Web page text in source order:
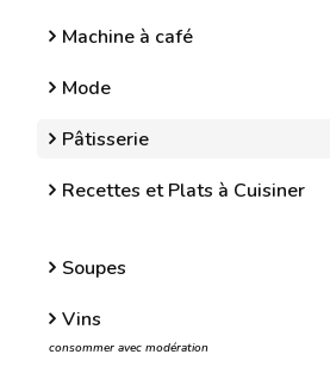
Machine à café
Mode
Pâtisserie
Recettes et Plats à Cuisiner
Soupes
Vins
consommer avec modération